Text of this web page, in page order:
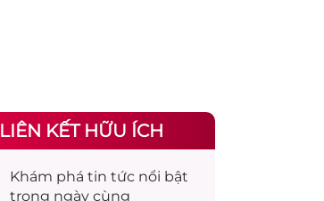
LIÊN KẾT HỮU ÍCH
Khám phá tin tức nổi bật
trong ngày cùng